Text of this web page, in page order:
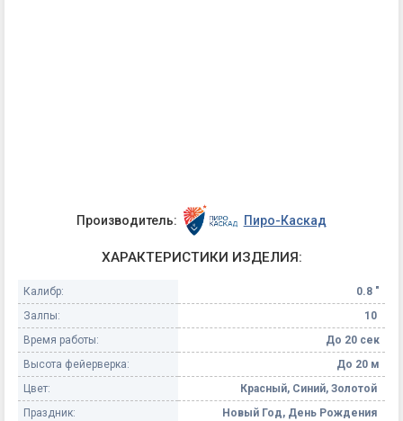
Производитель: Пиро-Каскад
ХАРАКТЕРИСТИКИ ИЗДЕЛИЯ:
Калибр:
0.8 "
Залпы:
10
Время работы:
До 20 сек
Высота фейерверка:
До 20 м
Цвет:
Красный, Синий, Золотой
Праздник:
Новый Год, День Рождения